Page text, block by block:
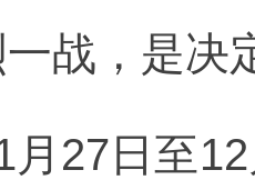
战，是决
月27日至